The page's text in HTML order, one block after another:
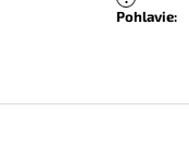
Pohlavie: